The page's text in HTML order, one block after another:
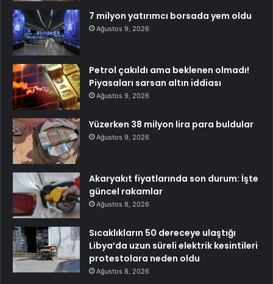
7 milyon yatırımcı borsada yem oldu
Ağustos 9, 2026
Petrol çakıldı ama beklenen olmadı!
Piyasaları sarsan altın iddiası
Ağustos 9, 2026
Yüzerken 38 milyon lira para buldular
Ağustos 9, 2026
Akaryakıt fiyatlarında son durum: İşte
güncel rakamlar
Ağustos 8, 2026
Sıcaklıkların 50 dereceye ulaştığı
Libya’da uzun süreli elektrik kesintileri
protestolara neden oldu
Ağustos 8, 2026